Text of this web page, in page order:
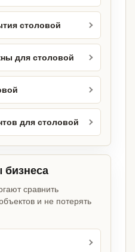
столовой
для столовой
для столовой
сравнить
и не потерять